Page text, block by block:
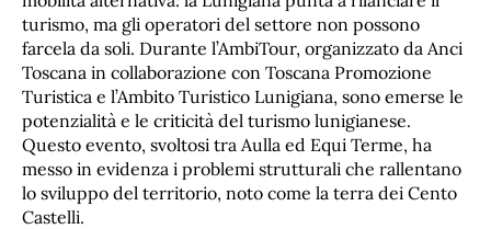
turismo, ma gli operatori del settore non possono
farcela da soli. Durante l’AmbiTour, organizzato da Anci
Toscana in collaborazione con Toscana Promozione
Turistica e l’Ambito Turistico Lunigiana, sono emerse le
potenzialità e le criticità del turismo lunigianese.
Questo evento, svoltosi tra Aulla ed Equi Terme, ha
messo in evidenza i problemi strutturali che rallentano
lo sviluppo del territorio, noto come la terra dei Cento
Castelli.